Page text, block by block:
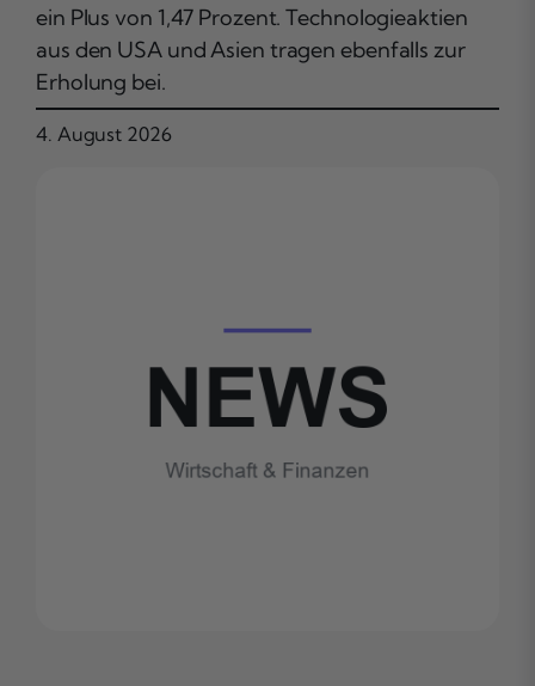
ein Plus von 1,47 Prozent. Technologieaktien
aus den USA und Asien tragen ebenfalls zur
Erholung bei.
4. August 2026